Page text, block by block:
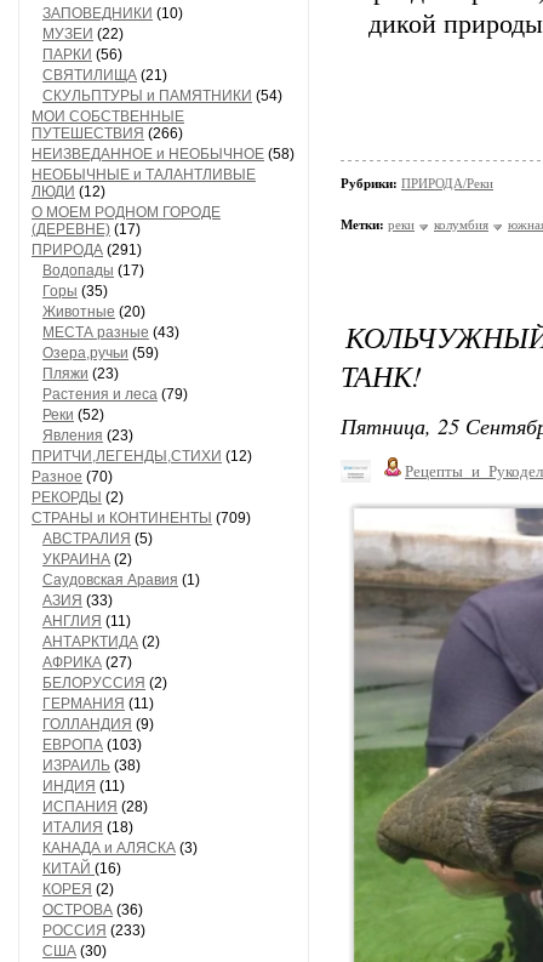
ЗАПОВЕДНИКИ (10)
МУЗЕИ (22)
ПАРКИ (56)
СВЯТИЛИЩА (21)
СКУЛЬПТУРЫ и ПАМЯТНИКИ (54)
МОИ СОБСТВЕННЫЕ
ПУТЕШЕСТВИЯ (266)
НЕИЗВЕДАННОЕ и НЕОБЫЧНОЕ (58)
НЕОБЫЧНЫЕ и ТАЛАНТЛИВЫЕ
ЛЮДИ (12)
О МОЕМ РОДНОМ ГОРОДЕ
(ДЕРЕВНЕ) (17)
ПРИРОДА (291)
Водопады (17)
Горы (35)
Животные (20)
МЕСТА разные (43)
Озера,ручьи (59)
Пляжи (23)
Растения и леса (79)
Реки (52)
Явления (23)
ПРИТЧИ,ЛЕГЕНДЫ,СТИХИ (12)
Разное (70)
РЕКОРДЫ (2)
СТРАНЫ и КОНТИНЕНТЫ (709)
АВСТРАЛИЯ (5)
УКРАИНА (2)
Саудовская Аравия (1)
АЗИЯ (33)
АНГЛИЯ (11)
АНТАРКТИДА (2)
АФРИКА (27)
БЕЛОРУССИЯ (2)
ГЕРМАНИЯ (11)
ГОЛЛАНДИЯ (9)
ЕВРОПА (103)
ИЗРАИЛЬ (38)
ИНДИЯ (11)
ИСПАНИЯ (28)
ИТАЛИЯ (18)
КАНАДА и АЛЯСКА (3)
КИТАЙ (16)
КОРЕЯ (2)
ОСТРОВА (36)
РОССИЯ (233)
США (30)
дикой
Рубрики: ПРИРОДА/Реки
Метки: реки колумбия
ТАНК!
Пятница, 25